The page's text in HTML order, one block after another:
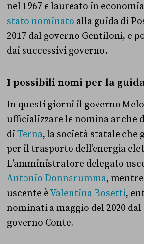
nel 1967 e laureato in
stato nominato alla guida di
2017 dal governo Gentiloni, e
dai successivi governo.
I possibili nomi per la
In questi giorni il governo
ufficializzare le nomina anche
diTerna, la società statale che
per il trasporto dell’energia
L’amministratore delegato
Antonio Donnarumma,
uscente èValentina Bosetti,
nominati a maggio del 2020 dal
governo Conte.